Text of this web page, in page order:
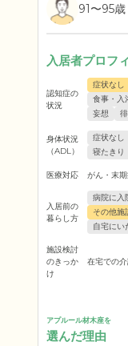
91〜95
入居者プロフ
認知症の
状況
症状なし
食事・入
妄想
身体状況
（ADL）
症状なし
寝たきり
医療対応 がん・末
入居前の
暮らし方
病院に入
その他施
自宅にい
施設検討
のきっか
け
在宅での
アプルール材木座を
選んだ理由